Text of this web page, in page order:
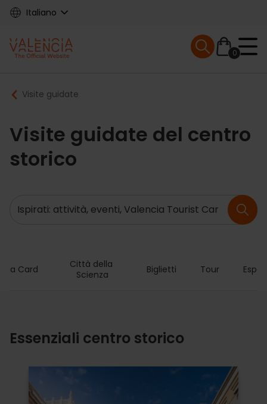
Skip
content
Italiano
Main
navigation
0
Mobile menu
Breadcrumb
Visite guidate
Visite guidate del centro
storico
Ricerca
Card
Città della
Scienza
Biglietti Tour
Essenziali centro storico